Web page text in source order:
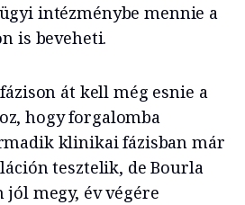
intézménybe mennie a
is beveheti.
át kell még esnie a
hogy forgalomba
klinikai fázisban már
tesztelik, de Bourla
megy, év végére